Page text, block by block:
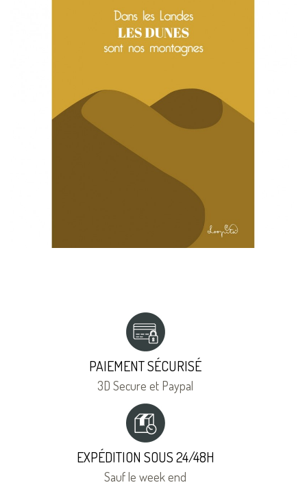
PAIEMENT SÉCURISÉ
3D Secure et Paypal
EXPÉDITION SOUS 24/48H
Sauf le week end